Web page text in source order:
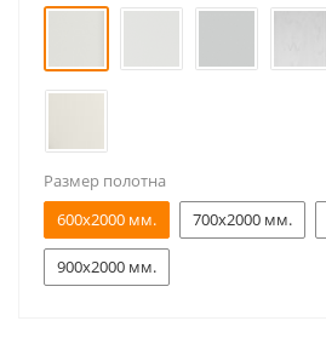
Размер полотна
600x2000 мм.
700x2000 мм.
900x2000 мм.